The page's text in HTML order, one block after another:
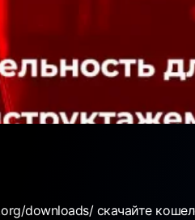
downloads/ скачайте